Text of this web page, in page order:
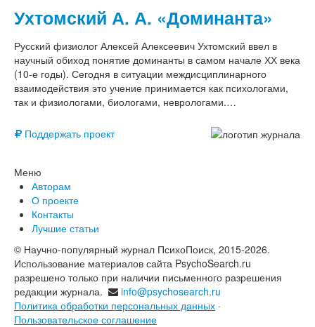
Ухтомский А. А. «Доминанта»
Русский физиолог Алексей Алексеевич Ухтомский ввел в
научный обиход понятие доминанты в самом начале ХХ века
(10-е годы). Сегодня в ситуации междисциплинарного
взаимодействия это учение принимается как психологами,
так и физиологами, биологами, неврологами.…
Поддержать проект
Меню
Авторам
О проекте
Контакты
Лучшие статьи
© Научно-популярный журнал ПсихоПоиск, 2015-2026.
Использование материалов сайта PsychoSearch.ru
разрешено только при наличии письменного разрешения
редакции журнала.
info@psychosearch.ru
Политика обработки персональных данных ·
Пользовательское соглашение